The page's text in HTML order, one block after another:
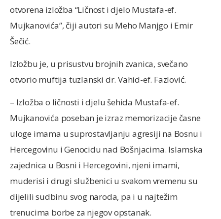
otvorena izložba “Ličnost i djelo Mustafa-ef.
Mujkanovića”, čiji autori su Meho Manjgo i Emir
Šečić.
Izložbu je, u prisustvu brojnih zvanica, svečano
otvorio muftija tuzlanski dr. Vahid-ef. Fazlović.
– Izložba o ličnosti i djelu šehida Mustafa-ef.
Mujkanovića poseban je izraz memorizacije časne
uloge imama u suprostavljanju agresiji na Bosnu i
Hercegovinu i Genocidu nad Bošnjacima. Islamska
zajednica u Bosni i Hercegovini, njeni imami,
muderisi i drugi službenici u svakom vremenu su
dijelili sudbinu svog naroda, pa i u najtežim
trenucima borbe za njegov opstanak.